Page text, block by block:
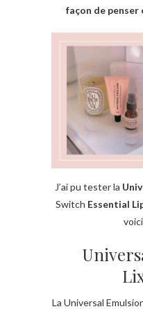
façon de
J’ai pu tester la
Switch Essential
La Universal